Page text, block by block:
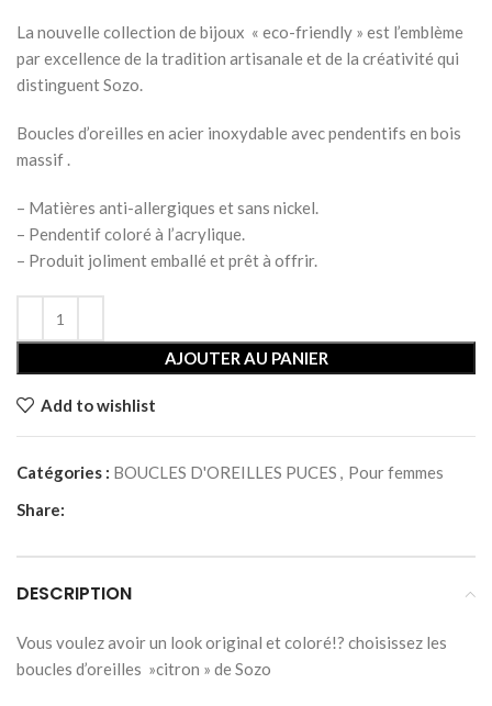
La nouvelle collection de bijoux « eco-friendly » est l’emblème
par excellence de la tradition artisanale et de la créativité qui
distinguent Sozo.
Boucles d’oreilles en acier inoxydable avec pendentifs en bois
massif .
– Matières anti-allergiques et sans nickel.
– Pendentif coloré à l’acrylique.
– Produit joliment emballé et prêt à offrir.
AJOUTER AU PANIER
Add to wishlist
Catégories : BOUCLES D'OREILLES PUCES , Pour femmes
Share:
DESCRIPTION
Vous voulez avoir un look original et coloré!? choisissez les
boucles d’oreilles »citron » de Sozo